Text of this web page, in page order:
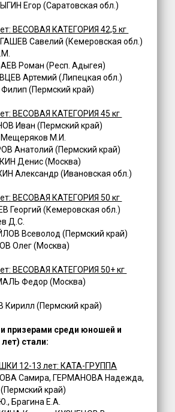
Егор (Саратовская обл.)
ВЕСОВАЯ КАТЕГОРИЯ 42,5 кг
Савелий (Кемеровская обл.)
Роман (Респ. Адыгея)
Артемий (Липецкая обл.)
(Пермский край)
ВЕСОВАЯ КАТЕГОРИЯ 45 кг
Иван (Пермский край)
Мещеряков М.И.
Анатолий (Пермский край)
Денис (Москва)
Александр (Ивановская обл.)
ВЕСОВАЯ КАТЕГОРИЯ 50 кг
Георгий (Кемеровская обл.)
Д.С.
Всеволод (Пермский край)
Олег (Москва)
ВЕСОВАЯ КАТЕГОРИЯ 50+ кг
Федор (Москва)
Кирилл (Пермский край)
призерами среди юношей и
стали:
12-13 лет: КАТА-ГРУППА
Самира, ГЕРМАНОВА Надежда,
край)
Брагина Е.А.